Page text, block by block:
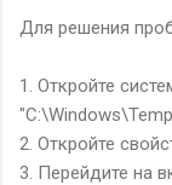
Для решения
1. Откройте
2. Откройте
3. Перейдите на